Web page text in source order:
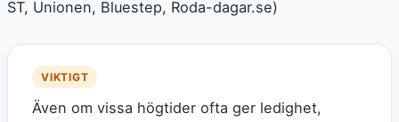
ST, Unionen, Bluestep, Roda-dagar.se)
VIKTIGT
Även om vissa högtider ofta ger ledighet,